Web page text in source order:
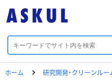
ホーム 研究開発・クリーンルー